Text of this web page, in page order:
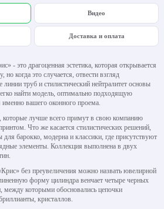
Видео
Доставка и оплата
- это драгоценная эстетика, которая открывается
но когда это случается, отвести взгляд
труб и стилистический нейтралитет основы
найти модель, оптимально подходящую
вашего оконного проема.
которые лучше всего примут в свою компанию
Что же касается стилистических решений,
для барокко, модерна и классики, где присутствуют
элементы. Коллекция выполнена в двух
без преувеличения можно назвать ювелирной
форму цилиндра венчает четыре черных
между которыми обосновались цепочки
кристаллов.